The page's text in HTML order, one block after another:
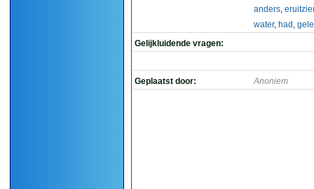
anders,
water, had ,
Gelijkluidende vragen:
Geplaatst door: Anoniem